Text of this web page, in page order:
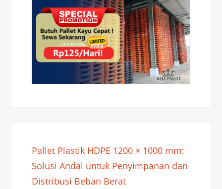
Pallet Plastik HDPE 1200 × 1000 mm:
Solusi Andal untuk Penyimpanan dan
Distribusi Beban Berat